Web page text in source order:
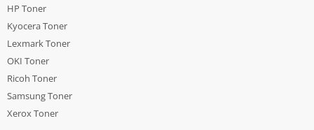
HP Toner
Kyocera Toner
Lexmark Toner
OKI Toner
Ricoh Toner
Samsung Toner
Xerox Toner